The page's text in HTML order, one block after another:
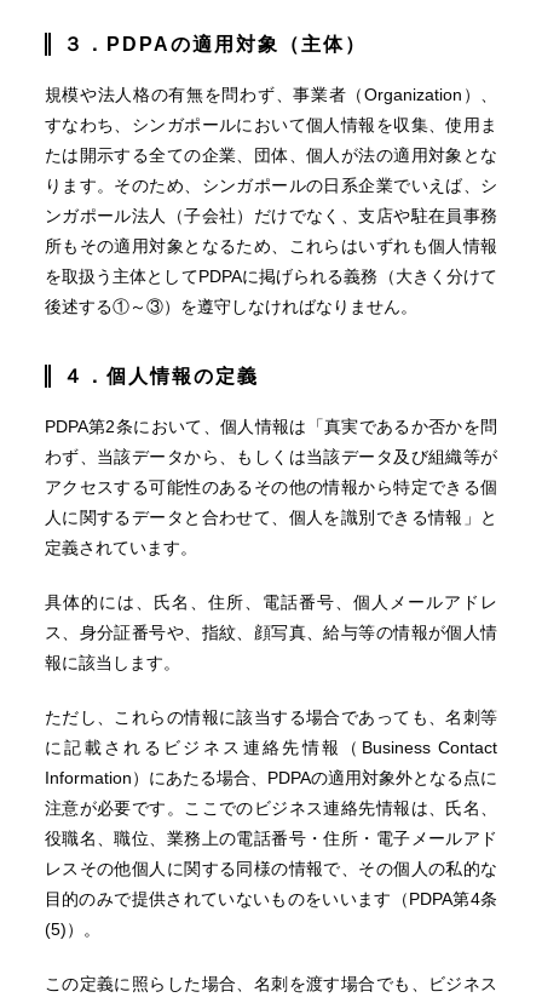
３．PDPAの適用対象（主体）
規模や法人格の有無を問わず、事業者（Organization）、
すなわち、シンガポールにおいて個人情報を収集、使用ま
たは開示する全ての企業、団体、個人が法の適用対象とな
ります。そのため、シンガポールの日系企業でいえば、シ
ンガポール法人（子会社）だけでなく、支店や駐在員事務
所もその適用対象となるため、これらはいずれも個人情報
を取扱う主体としてPDPAに掲げられる義務（大きく分けて
後述する①～③）を遵守しなければなりません。
４．個人情報の定義
PDPA第2条において、個人情報は「真実であるか否かを問
わず、当該データから、もしくは当該データ及び組織等が
アクセスする可能性のあるその他の情報から特定できる個
人に関するデータと合わせて、個人を識別できる情報」と
定義されています。
具体的には、氏名、住所、電話番号、個人メールアドレ
ス、身分証番号や、指紋、顔写真、給与等の情報が個人情
報に該当します。
ただし、これらの情報に該当する場合であっても、名刺等
に記載されるビジネス連絡先情報（Business Contact
Information）にあたる場合、PDPAの適用対象外となる点に
注意が必要です。ここでのビジネス連絡先情報は、氏名、
役職名、職位、業務上の電話番号・住所・電子メールアド
レスその他個人に関する同様の情報で、その個人の私的な
目的のみで提供されていないものをいいます（PDPA第4条
(5)）。
この定義に照らした場合、名刺を渡す場合でも、ビジネス